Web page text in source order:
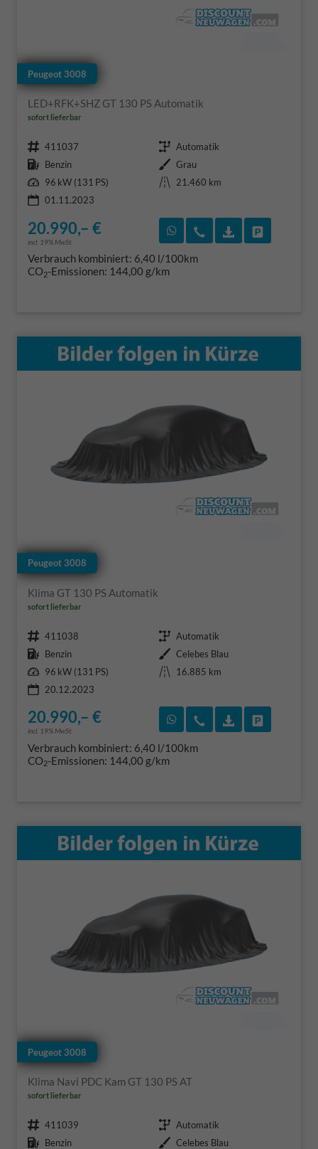
Peugeot 3008
LED+RFK+SHZ GT 130 PS Automatik
sofort lieferbar
Fahrzeugnr. 411037 Getriebe Automatik
Kraftstoff Benzin Außenfarbe Grau
Leistung 96 kW (131 PS) Kilometerstand
21.460 km
01.11.2023
20.990,– €
incl. 19% MwSt.
Rückruf vereinbaren
Wir rufen Sie an
Verbrauch kombiniert: 6,40 l/100km
CO2-Emissionen: 144,00 g/km
Peugeot 3008
Klima GT 130 PS Automatik
sofort lieferbar
Fahrzeugnr. 411038 Getriebe Automatik
Kraftstoff Benzin Außenfarbe Celebes Blau
Leistung 96 kW (131 PS) Kilometerstand
16.885 km
20.12.2023
20.990,– €
incl. 19% MwSt.
Rückruf vereinbaren
Wir rufen Sie an
Verbrauch kombiniert: 6,40 l/100km
CO2-Emissionen: 144,00 g/km
Peugeot 3008
Klima Navi PDC Kam GT 130 PS AT
sofort lieferbar
Fahrzeugnr. 411039 Getriebe Automatik
Kraftstoff Benzin Außenfarbe Celebes Blau